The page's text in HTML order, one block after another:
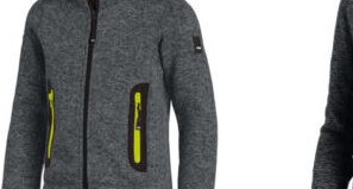
Wunschliste
hinzufügen